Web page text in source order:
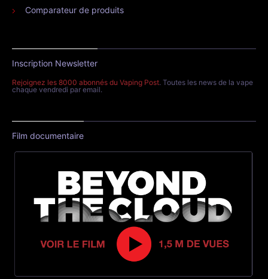
Comparateur de produits
Inscription Newsletter
Rejoignez les 8000 abonnés du Vaping Post. Toutes les news de la vape
chaque vendredi par email.
Film documentaire